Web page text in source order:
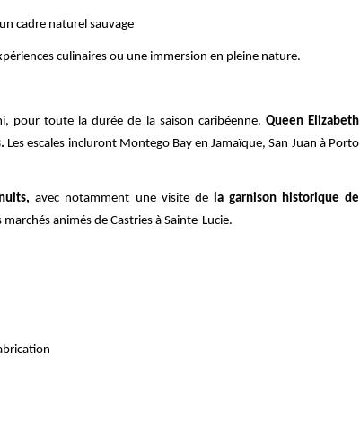
cadre naturel sauvage
culinaires ou une immersion en pleine nature.
pour toute la durée de la saison caribéenne. Queen Elizabeth
Les escales incluront Montego Bay en Jamaïque, San Juan à Porto
avec notamment une visite de
la garnison historique de
animés de Castries à Sainte-Lucie.